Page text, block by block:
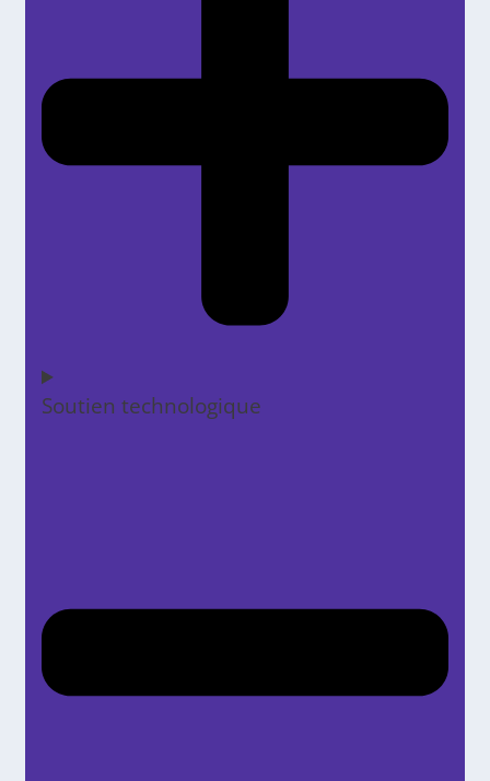
Soutien technologique